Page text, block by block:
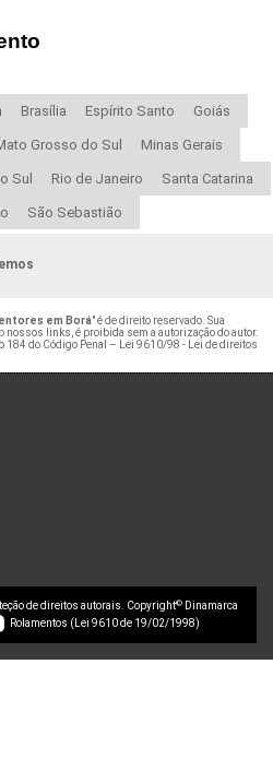
Brasília Espírito Santo Goiás
Grosso do Sul Minas Gerais
Sul Rio de Janeiro Santa Catarina
São Sebastião
em Borá" é de direito reservado. Sua
nossos links, é proibida sem a autorização do autor.
184 do Código Penal – Lei 9610/98 - Lei de direitos
de direitos autorais. Copyright© Dinamarca
Rolamentos (Lei 9610 de 19/02/1998)